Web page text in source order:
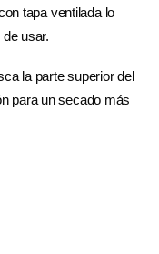
tapa ventilada lo
usar.
la parte superior del
para un secado más